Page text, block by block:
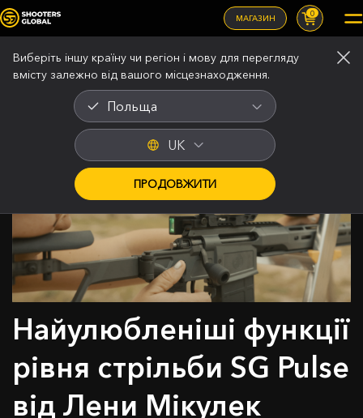
МАГАЗИН 0
Виберіть іншу країну чи регіон і мову для перегляду
вмісту залежно від вашого місцезнаходження.
Польща
UK
ПРОДОВЖИТИ
Найулюбленіші функції
рівня стрільби SG Pulse
від Лени Мікулек